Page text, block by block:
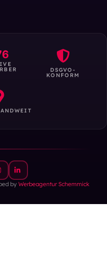
DSGVO-
KONFORM
byWerbeagentur Schemmick